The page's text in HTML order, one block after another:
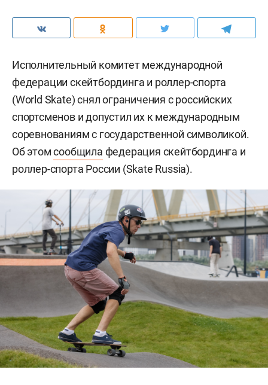
Исполнительный комитет международной
федерации скейтбординга и роллер-спорта
(World Skate) снял ограничения с российских
спортсменов и допустил их к международным
соревнованиям с государственной символикой.
Об этомсообщила федерация скейтбординга и
роллер-спорта России (Skate Russia).